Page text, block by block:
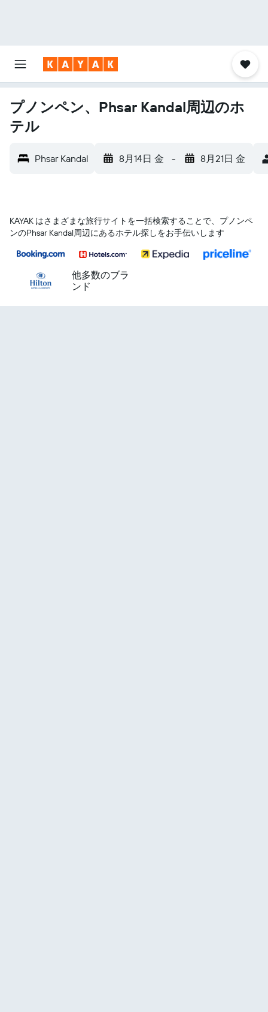
プノンペン、Phsar Kandal周辺のホ
テル
Phsar Kandal 8月14日 金 - 8月21日 金
KAYAK はさまざまな旅行サイトを一括検索することで、プノンペ
ン​のPhsar Kandal​周辺にあるホテル探しをお手伝いします
他多数のブラ
ンド